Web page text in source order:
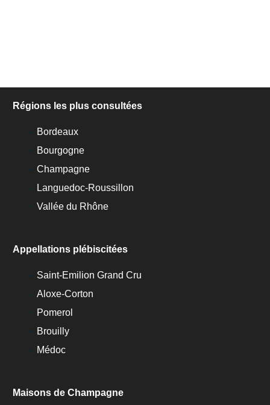
Régions les plus consultées
Bordeaux
Bourgogne
Champagne
Languedoc-Roussillon
Vallée du Rhône
Appellations plébiscitées
Saint-Emilion Grand Cru
Aloxe-Corton
Pomerol
Brouilly
Médoc
Maisons de Champagne